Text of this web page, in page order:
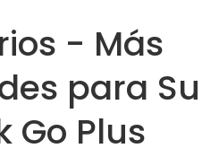
- Más
para Su
Go Plus